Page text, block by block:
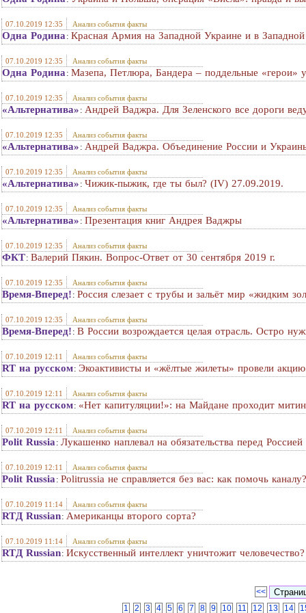
07.10.2019 12:35 Анализ события факты
Одна Родина : Красная Армия на Западной Украине и в
07.10.2019 12:35 Анализ события факты
Одна Родина : Мазепа, Петлюра, Бандера – поддельные «герои»
07.10.2019 12:35 Анализ события факты
«Альтернатива» : Андрей Ваджра. Для Зеленского все дороги
07.10.2019 12:35 Анализ события факты
«Альтернатива» : Андрей Ваджра. Объединение России и
07.10.2019 12:35 Анализ события факты
«Альтернатива» : Чижик-пыжик, где ты был? (IV) 27.09.2019.
07.10.2019 12:35 Анализ события факты
«Альтернатива» : Презентация книг Андрея Ваджры
07.10.2019 12:35 Анализ события факты
ФКТ: Валерий Пякин. Вопрос-Ответ от 30 сентября 2019 г.
07.10.2019 12:35 Анализ события факты
Время-Вперед! : Россия слезает с трубы и зальёт мир «жидким
07.10.2019 12:35 Анализ события факты
Время-Вперед! : В России возрождается целая отрасль. Остро
07.10.2019 12:11 Анализ события факты
RT на русском: Экоактивисты и «жёлтые жилеты» провели
07.10.2019 12:11 Анализ события факты
RT на русском: «Нет капитуляции!»: на Майдане проходит
07.10.2019 12:11 Анализ события факты
Polit Russia : Лукашенко наплевал на обязательства перед
07.10.2019 12:11 Анализ события факты
Polit Russia : Politrussia не справляется без вас: как помочь
07.10.2019 11:14 Анализ события факты
RTД Russian: Американцы второго сорта?
07.10.2019 11:14 Анализ события факты
RTД Russian: Искусственный интеллект уничтожит человечество?
<<
1
2 3 4 5 6 7 8 9 10 11 12 13 14